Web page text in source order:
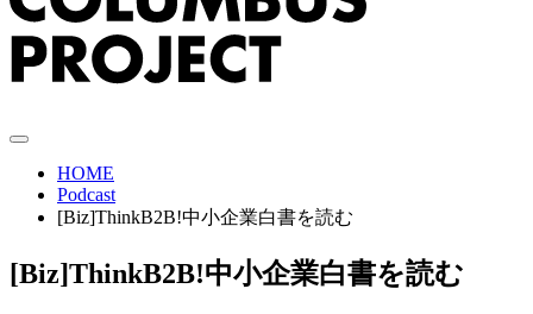
HOME
Podcast
[Biz]ThinkB2B!中小企業白書を読む
[Biz]ThinkB2B!中小企業白書を読む